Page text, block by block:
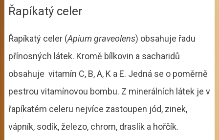
Řapíkatý celer
Řapíkatý celer (Apium graveolens) obsahuje řadu
přínosných látek. Kromě bílkovin a sacharidů
obsahuje vitamín C, B, A, K a E. Jedná se o poměrně
pestrou vitamínovou bombu. Z minerálních látek je v
řapíkatém celeru nejvíce zastoupen jód, zinek,
vápník, sodík, železo, chrom, draslík a hořčík.